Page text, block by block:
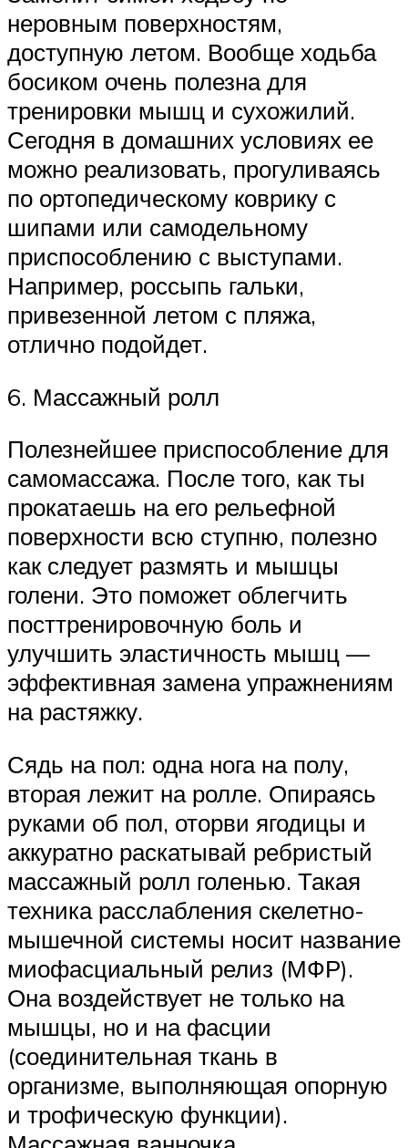
неровным поверхностям,
доступную летом. Вообще ходьба
босиком очень полезна для
тренировки мышц и сухожилий.
Сегодня в домашних условиях ее
можно реализовать, прогуливаясь
по ортопедическому коврику с
шипами или самодельному
приспособлению с выступами.
Например, россыпь гальки,
привезенной летом с пляжа,
отлично подойдет.
6. Массажный ролл
Полезнейшее приспособление для
самомассажа. После того, как ты
прокатаешь на его рельефной
поверхности всю ступню, полезно
как следует размять и мышцы
голени. Это поможет облегчить
посттренировочную боль и
улучшить эластичность мышц —
эффективная замена упражнениям
на растяжку.
Сядь на пол: одна нога на полу,
вторая лежит на ролле. Опираясь
руками об пол, оторви ягодицы и
аккуратно раскатывай ребристый
массажный ролл голенью. Такая
техника расслабления скелетно-
мышечной системы носит название
миофасциальный релиз (МФР).
Она воздействует не только на
мышцы, но и на фасции
(соединительная ткань в
организме, выполняющая опорную
и трофическую функции).